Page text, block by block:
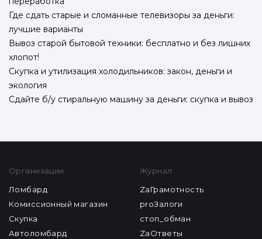
Где сдать старые и сломанные телевизоры за деньги:
лучшие варианты
Вывоз старой бытовой техники: бесплатно и без лишних
хлопот!
Скупка и утилизация холодильников: закон, деньги и
экология
Сдайте б/у стиральную машину за деньги: скупка и вывоз
Организации
Ломбард
Комиссионный магазин
Скупка
Автоломбард
Журнал
ZaГрамотность
proЗалоги
стоп_обман
ZaОтветы